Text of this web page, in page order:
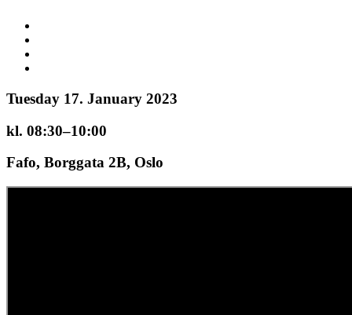
Tuesday 17. January 2023
kl. 08:30–10:00
Fafo, Borggata 2B, Oslo